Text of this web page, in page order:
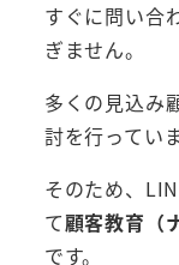
すぐに問い合
ぎません。
多くの見込み
討を行っていま
そのため、
て顧客教育（
です。